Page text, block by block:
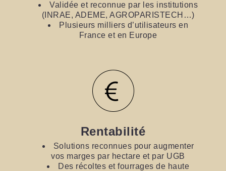
Validée et reconnue par les institutions
(INRAE, ADEME, AGROPARISTECH…)
Plusieurs milliers d’utilisateurs en
France et en Europe
Rentabilité
Solutions reconnues pour augmenter
vos marges par hectare et par UGB
Des récoltes et fourrages de haute